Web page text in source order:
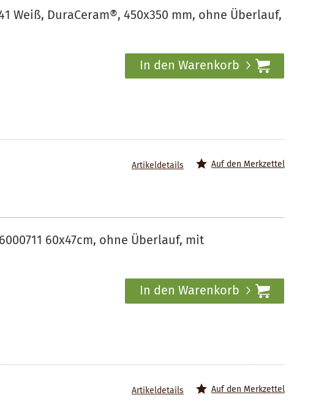
Weiß, DuraCeram®, 450x350 mm, ohne Überlauf,
In den Warenkorb
Auf den Merkzettel
Artikeldetails
60x47cm, ohne Überlauf, mit
In den Warenkorb
Auf den Merkzettel
Artikeldetails